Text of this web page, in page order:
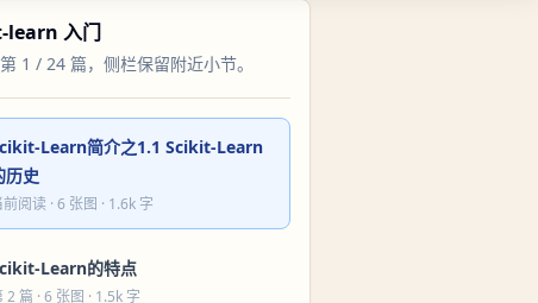
learn 入门
1 / 24 篇，侧栏保留附近小节。
Learn简介之1.1 Scikit-Learn
历史
前阅读 · 6 张图 · 1.6k 字
Learn的特点
2 篇 · 6 张图 · 1.5k 字